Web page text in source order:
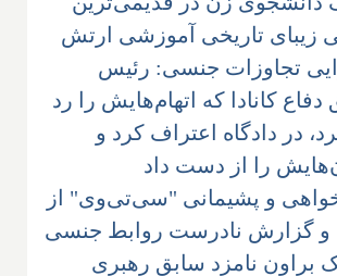
زیبای تاریخی آموزشی ارتش
تجاوزات جنسی: رئیس
دفاع کانادا که اتهام‌هایش را رد
در دادگاه اعتراف کرد و
را از دست داد
و پشیمانی "سی‌تی‌وی" از
و گزارش نادرست روابط جنسی
براون نامزد سابق رهبری